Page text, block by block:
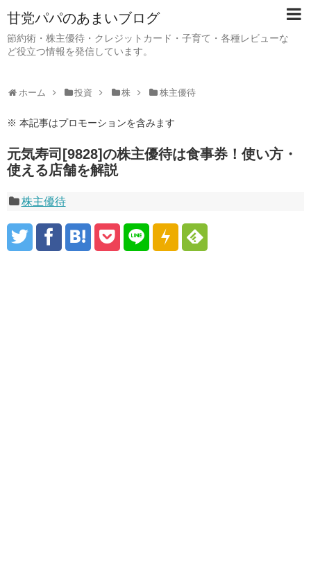
甘党パパのあまいブログ
節約術・株主優待・クレジットカード・子育て・各種レビューな
ど役立つ情報を発信しています。
ホーム 投資 株 株主優待
※ 本記事はプロモーションを含みます
元気寿司[9828]の株主優待は食事券！使い方・
使える店舗を解説
株主優待